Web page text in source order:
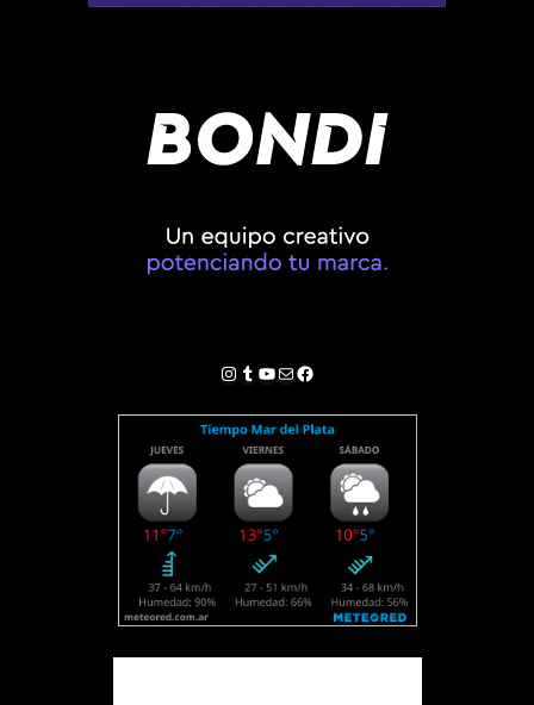
Instagram
Tumblr
YouTube
Correo electrónico
Facebook